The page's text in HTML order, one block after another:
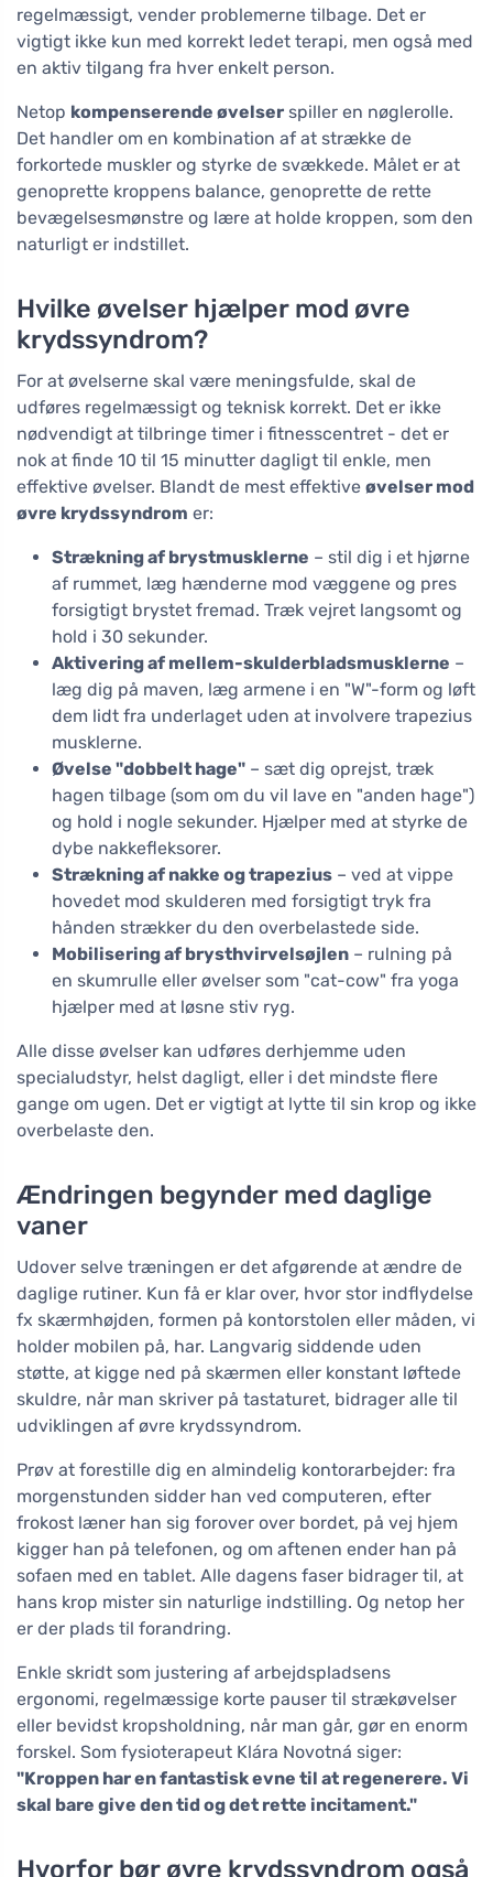
regelmæssigt, vender problemerne tilbage. Det er
vigtigt ikke kun med korrekt ledet terapi, men også med
en aktiv tilgang fra hver enkelt person.
Netop kompenserende øvelser spiller en nøglerolle.
Det handler om en kombination af at strække de
forkortede muskler og styrke de svækkede. Målet er at
genoprette kroppens balance, genoprette de rette
bevægelsesmønstre og lære at holde kroppen, som den
naturligt er indstillet.
Hvilke øvelser hjælper mod øvre
krydssyndrom?
For at øvelserne skal være meningsfulde, skal de
udføres regelmæssigt og teknisk korrekt. Det er ikke
nødvendigt at tilbringe timer i fitnesscentret - det er
nok at finde 10 til 15 minutter dagligt til enkle, men
effektive øvelser. Blandt de mest effektive øvelser mod
øvre krydssyndrom er:
Strækning af brystmusklerne – stil dig i et hjørne
af rummet, læg hænderne mod væggene og pres
forsigtigt brystet fremad. Træk vejret langsomt og
hold i 30 sekunder.
Aktivering af mellem-skulderbladsmusklerne –
læg dig på maven, læg armene i en "W"-form og løft
dem lidt fra underlaget uden at involvere trapezius
musklerne.
Øvelse "dobbelt hage" – sæt dig oprejst, træk
hagen tilbage (som om du vil lave en "anden hage")
og hold i nogle sekunder. Hjælper med at styrke de
dybe nakkefleksorer.
Strækning af nakke og trapezius – ved at vippe
hovedet mod skulderen med forsigtigt tryk fra
hånden strækker du den overbelastede side.
Mobilisering af brysthvirvelsøjlen – rulning på
en skumrulle eller øvelser som "cat-cow" fra yoga
hjælper med at løsne stiv ryg.
Alle disse øvelser kan udføres derhjemme uden
specialudstyr, helst dagligt, eller i det mindste flere
gange om ugen. Det er vigtigt at lytte til sin krop og ikke
overbelaste den.
Ændringen begynder med daglige
vaner
Udover selve træningen er det afgørende at ændre de
daglige rutiner. Kun få er klar over, hvor stor indflydelse
fx skærmhøjden, formen på kontorstolen eller måden, vi
holder mobilen på, har. Langvarig siddende uden
støtte, at kigge ned på skærmen eller konstant løftede
skuldre, når man skriver på tastaturet, bidrager alle til
udviklingen af øvre krydssyndrom.
Prøv at forestille dig en almindelig kontorarbejder: fra
morgenstunden sidder han ved computeren, efter
frokost læner han sig forover over bordet, på vej hjem
kigger han på telefonen, og om aftenen ender han på
sofaen med en tablet. Alle dagens faser bidrager til, at
hans krop mister sin naturlige indstilling. Og netop her
er der plads til forandring.
Enkle skridt som justering af arbejdspladsens
ergonomi, regelmæssige korte pauser til strækøvelser
eller bevidst kropsholdning, når man går, gør en enorm
forskel. Som fysioterapeut Klára Novotná siger:
"Kroppen har en fantastisk evne til at regenerere. Vi
skal bare give den tid og det rette incitament."
Hvorfor bør øvre krydssyndrom også